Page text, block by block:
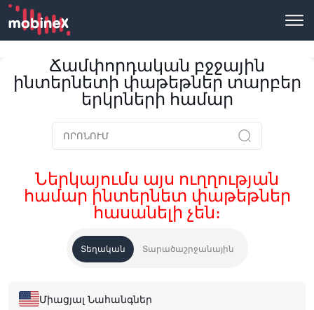
Ճամփորդական բջջային
ինտերնետի փաթեթներ տարբեր
երկրների համար
Ներկայումս այս ուղղության
համար ինտերնետ փաթեթներ
հասանելի չեն։
Տեղական Տարածաշրջանային
Միացյալ Նահանգներ